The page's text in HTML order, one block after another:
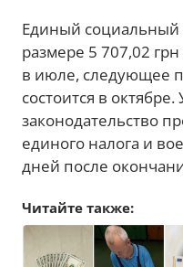
Единый социальный
размере 5 707,02
в июле, следующее
состоится в
законодательство
единого налога и
дней после
Читайте также: